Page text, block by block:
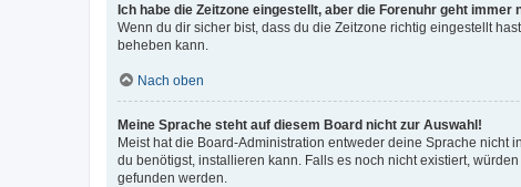
Ich habe die Zeitzone eingestellt, aber die Forenuhr geht immer
Wenn du dir sicher bist, dass du die Zeitzone richtig eingestellt
beheben kann.
Nach oben
Meine Sprache steht auf diesem Board nicht zur Auswahl!
Meist hat die Board-Administration entweder deine Sprache nicht
du benötigst, installieren kann. Falls es noch nicht existiert,
gefunden werden.